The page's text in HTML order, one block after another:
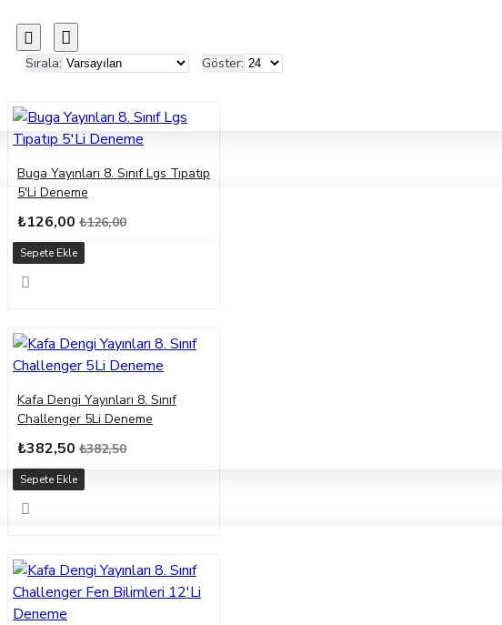
Sırala: Göster:
Buga Yayınları 8. Sınıf Lgs Tıpatıp
5'Li Deneme
₺126,00 ₺126,00
Sepete Ekle
Kafa Dengi Yayınları 8. Sınıf
Challenger 5Li Deneme
₺382,50 ₺382,50
Sepete Ekle